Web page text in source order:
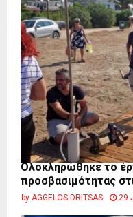
Ολοκληρώθηκε το
προσβασιμότητας
by AGGELOS DRITSAS 29